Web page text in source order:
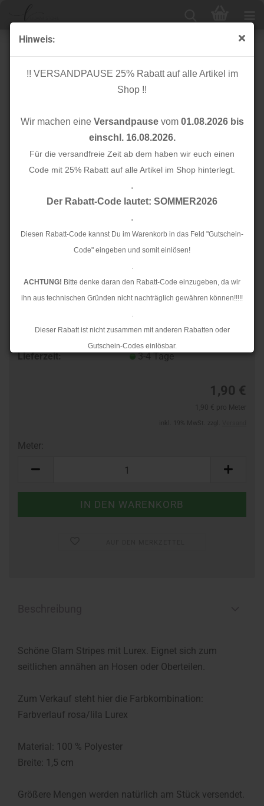
Hinweis:
!! VERSANDPAUSE 25% Rabatt auf alle Artikel im
Shop !!
Wir machen eine Versandpausevom 01.08.2026 bis
einschl. 16.08.2026.
Für die versandfreie Zeit ab dem haben wir euch einen
Code mit 25% Rabatt auf alle Artikel im Shop hinterlegt.
.
Der Rabatt-Code lautet: SOMMER2026
.
Diesen Rabatt-Code kannst Du im Warenkorb in das Feld "Gutschein-
Code" eingeben und somit einlösen!
.
ACHTUNG! Bitte denke daran den Rabatt-Code einzugeben, da wir
ihn aus technischen Gründen nicht nachträglich gewähren können!!!!!
.
Dieser Rabatt ist nicht zusammen mit anderen Rabatten oder
Gutschein-Codes einlösbar.
.
Rückstaus kann es jedoch zu längeren Lieferzeiten kommen.
Glam Stripes - unelastisch 1,5 cm - Farbverlauf
rosa/lila Lurex
Lieferzeit:
3-4 Tage
1,90 €
Meter:
Schöne Glam Stripes mit Lurex. Eignet sich zum
seitlichen annähen an Hosen oder Oberteilen.
Zum Verkauf steht hier die Farbkombination:
Farbverlauf rosa/lila Lurex
Material: 100 % Polyester
Breite: 1,5 cm
Größere Mengen werden natürlich am Stück versendet.